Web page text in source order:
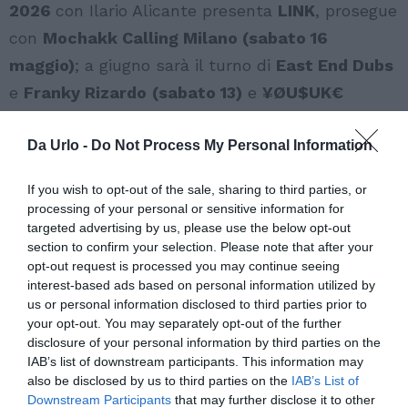
Da Urlo - Do Not Process My Personal Information
If you wish to opt-out of the sale, sharing to third parties, or
processing of your personal or sensitive information for
targeted advertising by us, please use the below opt-out
section to confirm your selection. Please note that after your
opt-out request is processed you may continue seeing
interest-based ads based on personal information utilized by
us or personal information disclosed to third parties prior to
your opt-out. You may separately opt-out of the further
disclosure of your personal information by third parties on the
IAB’s list of downstream participants. This information may
also be disclosed by us to third parties on the IAB’s List of
Downstream Participants that may further disclose it to other
2026 con Ilario Alicante presenta LINK, prosegue
con Mochakk Calling Milano (sabato 16
maggio); a giugno sarà il turno di East End Dubs
e Franky Rizardo (sabato 13) e ¥ØU$UK€
Charlotte de Witte(sabato 5). Ulteriori date
amnesiamilano.com
foto di Gabriele Canfora per Lagarty Photo
Vota l'articolo!
[Totale:0Media:0]